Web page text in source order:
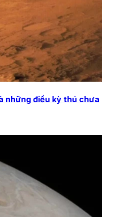
những điều kỳ thú chưa